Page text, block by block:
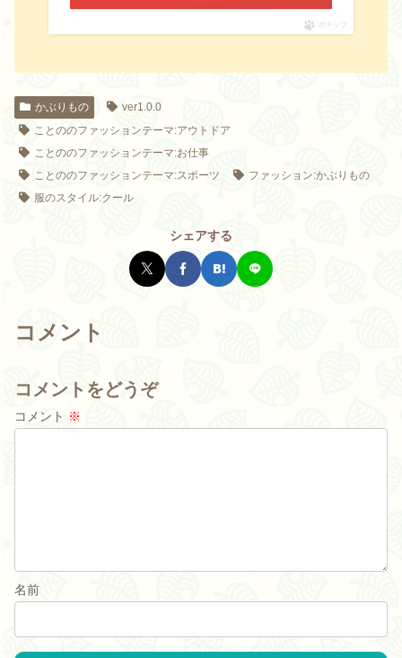
ポチップ
かぶりもの
ver1.0.0
ことののファッションテーマ:アウトドア
ことののファッションテーマ:お仕事
ことののファッションテーマ:スポーツ
ファッション:かぶりもの
服のスタイル:クール
シェアする
コメント
コメントをどうぞ
コメント ※
名前